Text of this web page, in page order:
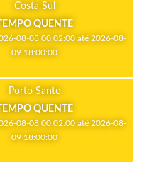
Costa Sul
QUENTE
08-08 00:02:00 até 2026-08-
09 18:00:00
Porto Santo
QUENTE
08-08 00:02:00 até 2026-08-
09 18:00:00